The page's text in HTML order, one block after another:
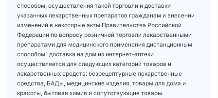
способом, осуществления такой торговли и доставки
указанных лекарственных препаратов гражданам и внесении
изменений в некоторые акты Правительства Российской
Федерации по вопросу розничной торговли лекарственными
препаратами для медицинского применения дистанционным
способом" доставка на дом из интернет-аптеки
осуществляется для следующих категорий товаров и
лекарственных средств: безрецептурные лекарственные
средства, БАДы, медицинские изделия, товары для дома и
красоты, бытовая химия и сопутствующие товары.